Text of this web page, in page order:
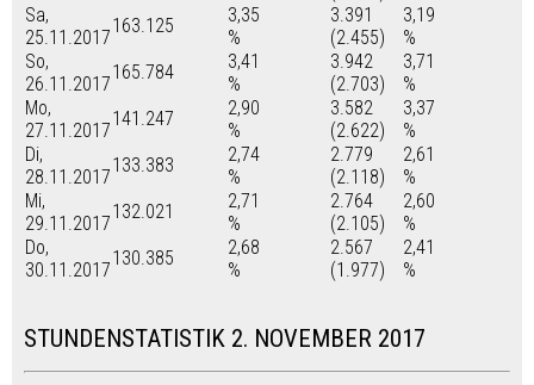
Sa,
25.11.2017
163.125
3,35
%
3.391
(2.455)
3,19
%
So,
26.11.2017
165.784
3,41
%
3.942
(2.703)
3,71
%
Mo,
27.11.2017
141.247
2,90
%
3.582
(2.622)
3,37
%
Di,
28.11.2017
133.383
2,74
%
2.779
(2.118)
2,61
%
Mi,
29.11.2017
132.021
2,71
%
2.764
(2.105)
2,60
%
Do,
30.11.2017
130.385
2,68
%
2.567
(1.977)
2,41
%
STUNDENSTATISTIK 2. NOVEMBER 2017